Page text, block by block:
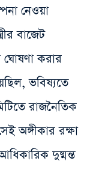
নেওয়া
বাজেট
ঘোষণা করার
ভবিষ্যতে
রাজনৈতিক
অঙ্গীকার রক্ষা
দুষ্মন্ত